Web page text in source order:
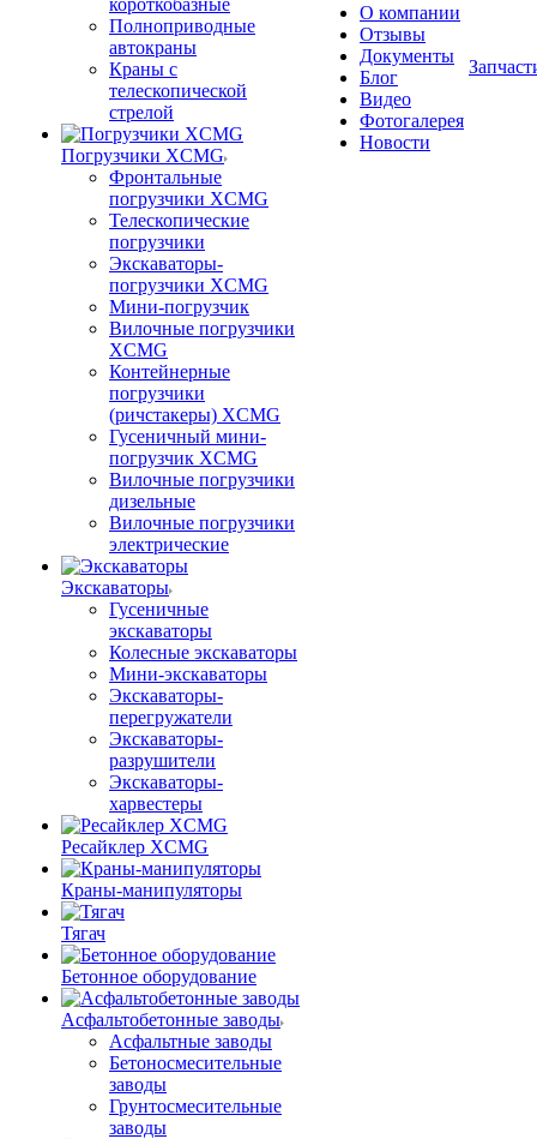
короткобазные
Полноприводные
автокраны
Краны с
телескопической
стрелой
Погрузчики XCMG
Фронтальные
погрузчики XCMG
Телескопические
погрузчики
Экскаваторы-
погрузчики XCMG
Мини-погрузчик
Вилочные погрузчики
XCMG
Контейнерные
погрузчики
(ричстакеры) XCMG
Гусеничный мини-
погрузчик XCMG
Вилочные погрузчики
дизельные
Вилочные погрузчики
электрические
Экскаваторы
Гусеничные
экскаваторы
Колесные экскаваторы
Мини-экскаваторы
Экскаваторы-
перегружатели
Экскаваторы-
разрушители
Экскаваторы-
харвестеры
Ресайклер XCMG
Краны-манипуляторы
Тягач
Бетонное оборудование
Асфальтобетонные заводы
Асфальтные заводы
Бетоносмесительные
заводы
Грунтосмесительные
заводы
О компании
Отзывы
Документы
Блог
Видео
Фотогалерея
Новости